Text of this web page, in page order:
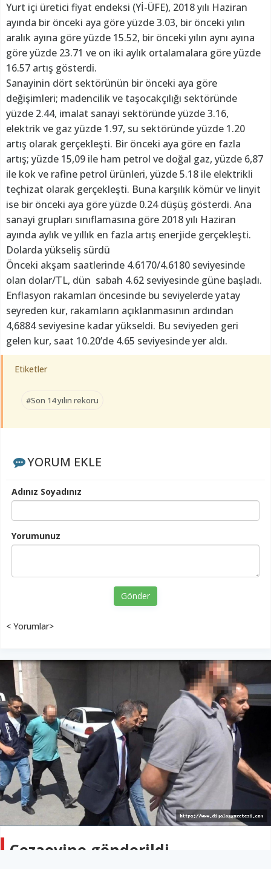
Yurt içi üretici fiyat endeksi (Yİ-ÜFE), 2018 yılı Haziran
ayında bir önceki aya göre yüzde 3.03, bir önceki yılın
aralık ayına göre yüzde 15.52, bir önceki yılın aynı ayına
göre yüzde 23.71 ve on iki aylık ortalamalara göre yüzde
16.57 artış gösterdi.
Sanayinin dört sektörünün bir önceki aya göre
değişimleri; madencilik ve taşocakçılığı sektöründe
yüzde 2.44, imalat sanayi sektöründe yüzde 3.16,
elektrik ve gaz yüzde 1.97, su sektöründe yüzde 1.20
artış olarak gerçekleşti. Bir önceki aya göre en fazla
artış; yüzde 15,09 ile ham petrol ve doğal gaz, yüzde 6,87
ile kok ve rafine petrol ürünleri, yüzde 5.18 ile elektrikli
teçhizat olarak gerçekleşti. Buna karşılık kömür ve linyit
ise bir önceki aya göre yüzde 0.24 düşüş gösterdi. Ana
sanayi grupları sınıflamasına göre 2018 yılı Haziran
ayında aylık ve yıllık en fazla artış enerjide gerçekleşti.
Dolarda yükseliş sürdü
Önceki akşam saatlerinde 4.6170/4.6180 seviyesinde
olan dolar/TL, dün sabah 4.62 seviyesinde güne başladı.
Enflasyon rakamları öncesinde bu seviyelerde yatay
seyreden kur, rakamların açıklanmasının ardından
4,6884 seviyesine kadar yükseldi. Bu seviyeden geri
gelen kur, saat 10.20’de 4.65 seviyesinde yer aldı.
Etiketler
#Son 14 yılın rekoru
YORUM EKLE
Adınız Soyadınız
Yorumunuz
Gönder
< Yorumlar>
Cezaevine gönderildi